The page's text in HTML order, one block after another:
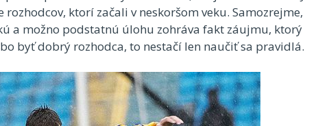
ktorí začali v neskoršom veku. Samozrejme,
a možno podstatnú úlohu zohráva fakt záujmu, ktorý
byť dobrý rozhodca, to nestačí len naučiť sa pravidlá.